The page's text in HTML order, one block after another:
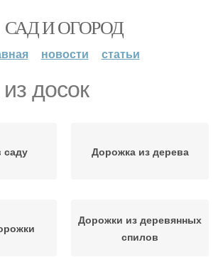
САД И ОГОРОД
новости статьи
досок
саду Дорожка из дерева
Дорожки из деревянных
спилов